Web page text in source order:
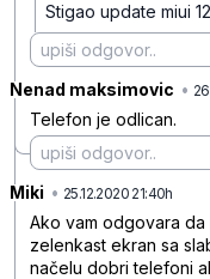
Stigao update miui
Nenad maksimovic •
Telefon je odlican.
Miki • 25.12.2020 21:40h
Ako vam odgovara da
zelenkast ekran sa
načelu dobri telefoni